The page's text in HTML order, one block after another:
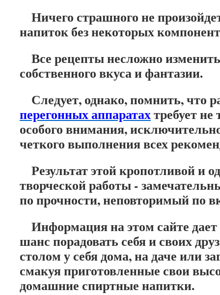
Ничего страшного не
напиток без некоторых
Все рецепты несложно
собственного вкуса и фантазии.
Следует, однако, помнить, что
перегонных аппаратахтребует
особого внимания,
четкого выполнения всех
Результат этой кропотливой и
творческой работы -
по прочности, неповторимый по
Информация на этом сайте
шанс порадовать себя и своих
столом у себя дома, на даче или
смакуя приготовленные свои
домашние спиртные напитки.